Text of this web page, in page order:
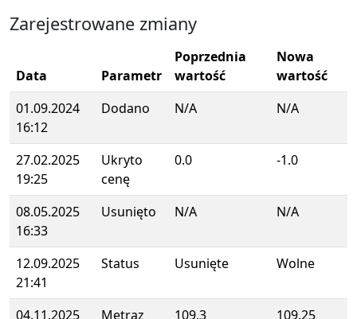
Zarejestrowane zmiany
Data Parametr
Poprzednia
wartość
Nowa
wartość
01.09.2024
16:12
Dodano N/A N/A
27.02.2025
19:25
Ukryto
cenę
0.0 -1.0
08.05.2025
16:33
Usunięto N/A N/A
12.09.2025
21:41
Status Usunięte Wolne
04.11.2025 Metraz 109.3 109.25